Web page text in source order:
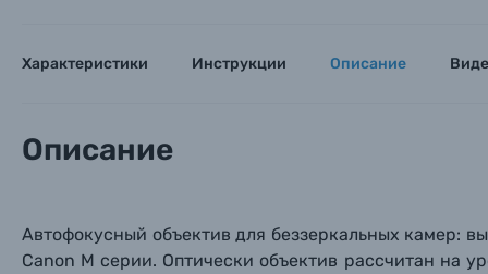
Имя
Имя
Видеокамеры
Объективы для фотоаппаратов
Характеристики Инструкции Описание
Описание
Автофокусный объектив для беззеркальных камер:
Canon M серии. Оптически объектив рассчитан на
Имя